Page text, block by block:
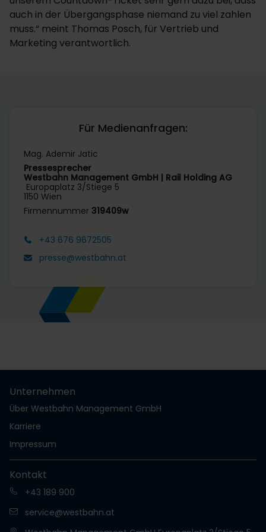
auch in der Übergangsphase niemand zu viel zahlen
muss.“ meint Thomas Posch, für Vertrieb und
Marketing verantwortlich.
Für Medienanfragen:
Mag. Ademir Jatic
Pressesprecher
Westbahn Management GmbH | Rail Holding AG
Europaplatz 3/Stiege 5
1150 Wien
Firmennummer 319409w
+43 676 9672505
presse@westbahn.at
Unternehmen
Über Westbahn Management GmbH
Karriere
Impressum
Kontakt
+43 189 900
service@westbahn.at